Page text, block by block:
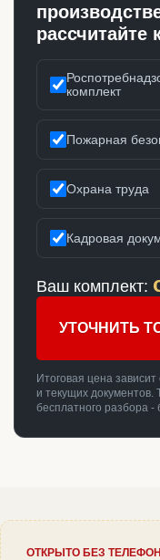
рассчитайте
комплект
Пожарная
Охрана труда
Кадровая
Ваш комплект:
УТОЧНИТЬ
Итоговая цена
и текущих документов.
бесплатного разбора -
ОТКРЫТО БЕЗ